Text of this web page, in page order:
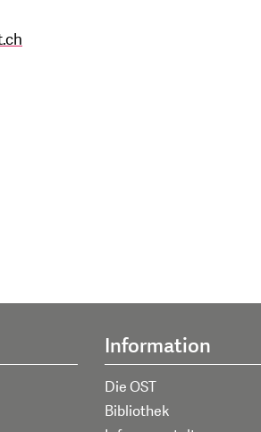
Information
Die OST
Bibliothek